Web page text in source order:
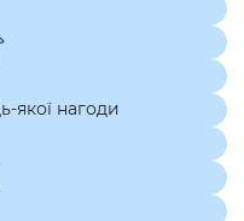
якої нагоди